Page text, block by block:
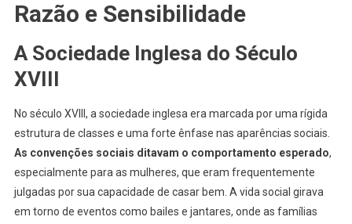
Razão e Sensibilidade
A Sociedade Inglesa do Século
XVIII
No século XVIII, a sociedade inglesa era marcada por uma rígida
estrutura de classes e uma forte ênfase nas aparências sociais.
As convenções sociais ditavam o comportamento esperado,
especialmente para as mulheres, que eram frequentemente
julgadas por sua capacidade de casar bem. A vida social girava
em torno de eventos como bailes e jantares, onde as famílias